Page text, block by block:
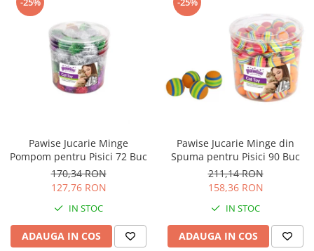
Hainute Caini
Jucarii Caini
Educare si Dresaj
Genti, Custi Transport
Antiparazitare
Solutii educative si antistres
Hrana Raw
Articole Periaj
Forfecute si Clesti
Igiena Orala si Dentara
Igiena Blana si Piele
Lapte pentru Pisici
Cosuri, Culcusuri si Perne
Sisaluri si Ansambluri de Joaca
Nisip, Silicat si Asternuturi pentru
Pisici
Litiere si Accesorii
Pawise Jucarie Minge
Pompom pentru Pisici 72 Buc
170,34 RON
127,76 RON
IN STOC
ADAUGA IN COS
Pawise Jucarie Minge din
Spuma pentru Pisici 90 Buc
211,14 RON
158,36 RON
IN STOC
ADAUGA IN COS